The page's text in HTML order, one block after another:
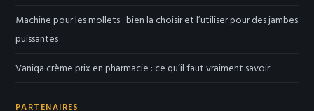
Machine pour les mollets : bien la choisir et l’utiliser pour des jambes
puissantes
Vaniqa crème prix en pharmacie : ce qu’il faut vraiment savoir
PARTENAIRES